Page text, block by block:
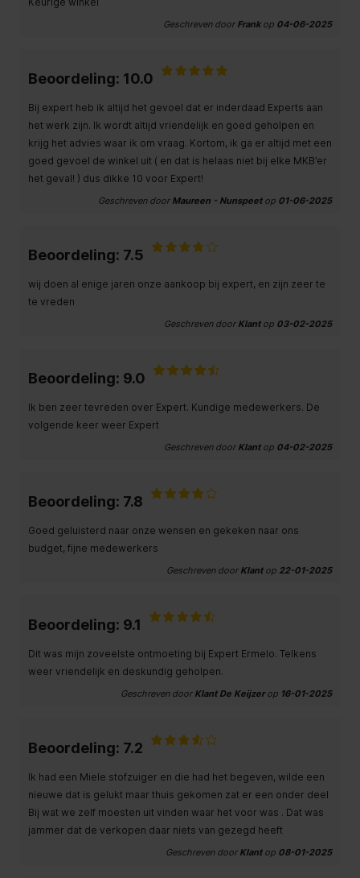
Geschreven door Frankop 04-06-2025
Beoordeling: 10.0
Bij expert heb ik altijd het gevoel dat er inderdaad Experts aan
het werk zijn. Ik wordt altijd vriendelijk en goed geholpen en
krijg het advies waar ik om vraag. Kortom, ik ga er altijd met een
goed gevoel de winkel uit ( en dat is helaas niet bij elke MKB’er
het geval! ) dus dikke 10 voor Expert!
Geschreven door Maureen - Nunspeetop 01-06-2025
Beoordeling: 7.5
wij doen al enige jaren onze aankoop bij expert, en zijn zeer te
te vreden
Geschreven door Klantop 03-02-2025
Beoordeling: 9.0
Ik ben zeer tevreden over Expert. Kundige medewerkers. De
volgende keer weer Expert
Geschreven door Klantop 04-02-2025
Beoordeling: 7.8
Goed geluisterd naar onze wensen en gekeken naar ons
budget, fijne medewerkers
Geschreven door Klantop 22-01-2025
Beoordeling: 9.1
Dit was mijn zoveelste ontmoeting bij Expert Ermelo. Telkens
weer vriendelijk en deskundig geholpen.
Geschreven door Klant De Keijzerop 16-01-2025
Beoordeling: 7.2
Ik had een Miele stofzuiger en die had het begeven, wilde een
nieuwe dat is gelukt maar thuis gekomen zat er een onder deel
Bij wat we zelf moesten uit vinden waar het voor was . Dat was
jammer dat de verkopen daar niets van gezegd heeft
Geschreven door Klantop 08-01-2025